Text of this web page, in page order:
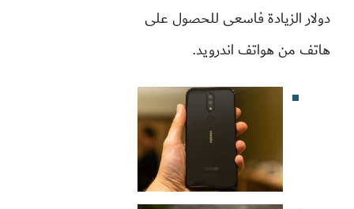
دولار الزيادة فاسعى للحصول على
هاتف من هواتف اندرويد.